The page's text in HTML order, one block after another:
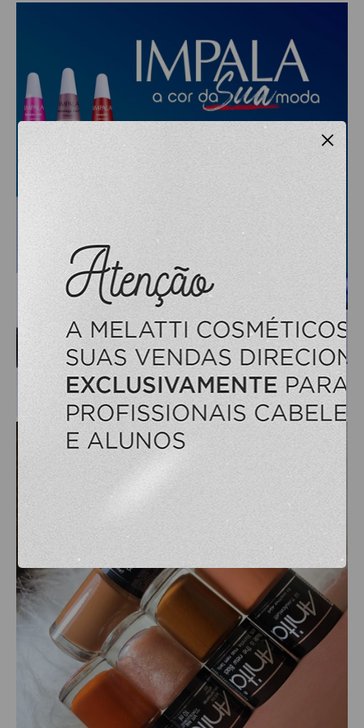
RISQUE
ESTETICA
ACESSORIOS
ACESSÓRIOS DE MAQUIAGEM
FACIAL
FIXADOR DE MAQUIAGEM
FORTE BELLA
GEL REDUTOR E FLUIDOS
OLEOS
PELE
HIGIENE E LIMPEZA
LUVAS + MASCARAS
LUVAS E SAPATILHAS C/CREME
PROTETORES SOLAR + DESODORANTE
REMOVEDOR DE TINTURA
TOALHA
MANICURE
×